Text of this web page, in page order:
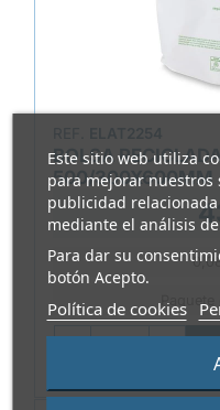
Este sitio web utiliza
para mejorar nuestros
publicidad
mediante el análisis
Para dar su
botón Acepto.
Política de cookies
BOLSA
500/300X600MM